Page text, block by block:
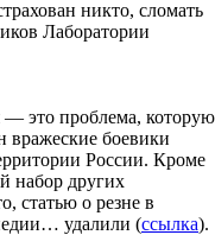
никто, сломать
Лаборатории
это проблема, которую
вражеские боевики
России. Кроме
набор других
статью о резне в
удалили (ссылка).